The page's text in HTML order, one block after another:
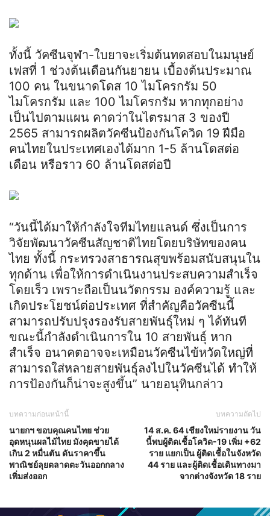
ทั้งนี้ วัคซีนจุฬา-ใบยาจะเริ่มต้นทดสอบในมนุษย์
เฟสที่ 1 ช่วงต้นเดือนกันยายน เบื้องต้นประมาณ
100 คน ในขนาดโดส 10 ไมโครกรัม 50
ไมโครกรัม และ 100 ไมโครกรัม หากทุกอย่าง
เป็นไปตามแผน คาดว่าในไตรมาส 3 ของปี
2565 สามารถผลิตวัคซีนป้องกันโควิด 19 ฝีมือ
คนไทยในประเทศเองได้มาก 1-5 ล้านโดสต่อ
เดือน หรือราว 60 ล้านโดสต่อปี
“วันนี้ได้มาให้กำลังใจทีมไทยแลนด์ ซึ่งเป็นการ
วิจัยพัฒนาวัคซีนสัญชาติไทยโดยบริษัทของคน
ไทย ทั้งนี้ กระทรวงสาธารณสุขพร้อมสนับสนุนใน
ทุกด้าน เพื่อให้การดำเนินงานประสบความสำเร็จ
โดยเร็ว เพราะถือเป็นนวัตกรรม องค์ความรู้ และ
เกิดประโยชน์ต่อประเทศ ที่สำคัญคือวัคซีนนี้
สามารถปรับปรุงรองรับสายพันธุ์ใหม่ ๆ ได้ทันที
ขณะนี้กำลังดำเนินการใน 10 สายพันธุ์ หาก
สำเร็จ อนาคตอาจจะเหมือนวัคซีนไข้หวัดใหญ่ที่
สามารถใส่หลายสายพันธุ์ลงไปในวัคซีนได้ ทำให้
การป้องกันก็น่าจะสูงขึ้น” นายอนุทินกล่าว
บทความก่อนหน้านี้
นายกฯ ขอบคุณคนไทย ช่วย
อุดหนุนผลไม้ไทย มังคุดขายได้
เกิน 2 หมื่นตัน ดันราคาขึ้น
พาณิชย์ลุยตลาดตะวันออกกลาง
เพิ่มส่งออก
บทความถัดไป
14 ส.ค. 64 เชียงใหม่รายงาน วัน
นี้พบผู้ติดเชื้อโควิด-19 เพิ่ม +62
ราย แยกเป็น ผู้ติดเชื้อในจังหวัด
44 ราย และผู้ติดเชื้อเดินทางมา
จากต่างจังหวัด 18 ราย